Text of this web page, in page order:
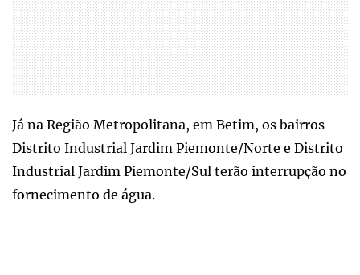
Já na Região Metropolitana, em Betim, os bairros
Distrito Industrial Jardim Piemonte/Norte e Distrito
Industrial Jardim Piemonte/Sul terão interrupção no
fornecimento de água.